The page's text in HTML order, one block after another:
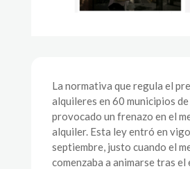
La normativa que regula el
alquileres en 60 municipios
provocado un frenazo en el
alquiler. Esta ley entró en
septiembre, justo cuando el
comenzaba a animarse tras el